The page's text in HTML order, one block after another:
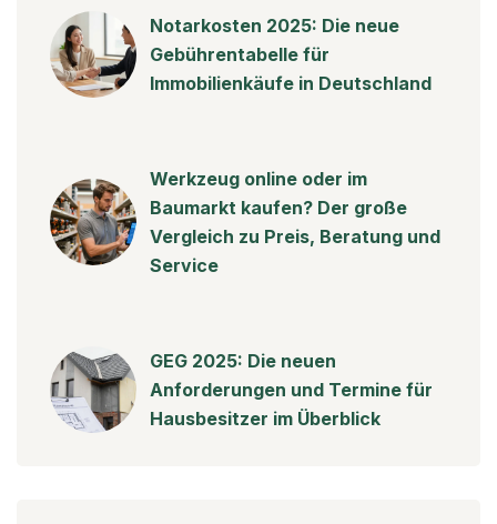
Notarkosten 2025: Die neue
Gebührentabelle für
Immobilienkäufe in Deutschland
Werkzeug online oder im
Baumarkt kaufen? Der große
Vergleich zu Preis, Beratung und
Service
GEG 2025: Die neuen
Anforderungen und Termine für
Hausbesitzer im Überblick